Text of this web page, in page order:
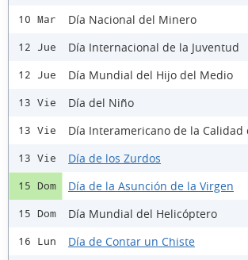
10 Mar Día Nacional del Minero
12 Jue Día Internacional de la Juventud
12 Jue Día Mundial del Hijo del Medio
13 Vie Día del Niño
13 Vie Día Interamericano de la Calidad
13 Vie Día de los Zurdos
15 Dom Día de la Asunción de la Virgen
15 Dom Día Mundial del Helicóptero
16 Lun Día de Contar un Chiste